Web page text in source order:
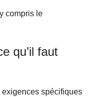
compris le
qu’il faut
spécifiques